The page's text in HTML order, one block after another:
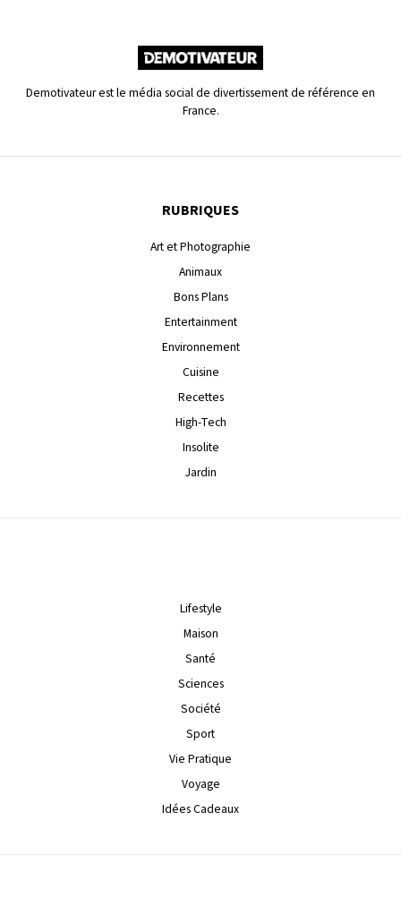
Demotivateur est le média social de divertissement de référence en
France.
RUBRIQUES
Art et Photographie
Animaux
Bons Plans
Entertainment
Environnement
Cuisine
Recettes
High-Tech
Insolite
Jardin
Lifestyle
Maison
Santé
Sciences
Société
Sport
Vie Pratique
Voyage
Idées Cadeaux